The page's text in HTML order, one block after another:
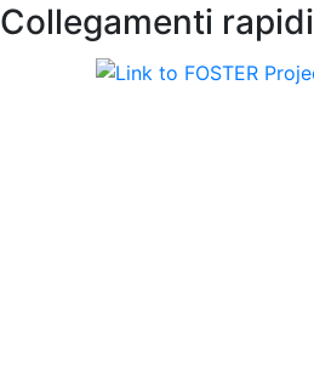
Collegamenti rapidi